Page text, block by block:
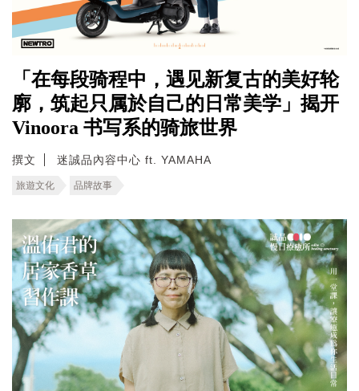
「在每段骑程中，遇见新复古的美好轮
廓，筑起只属於自己的日常美学」揭开
Vinoora 书写系的骑旅世界
撰文 迷誠品內容中心 ft. YAMAHA
旅遊文化 品牌故事